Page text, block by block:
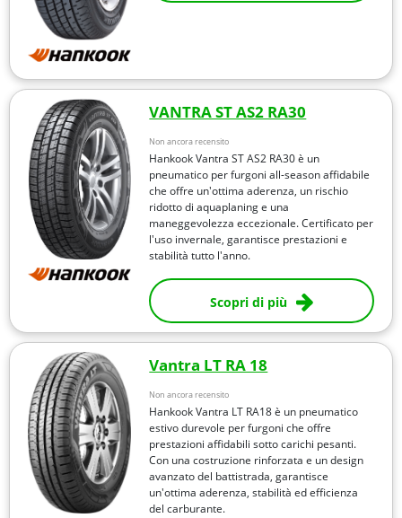
VANTRA ST AS2 RA30
Non ancora recensito
Hankook Vantra ST AS2 RA30 è un
pneumatico per furgoni all-season affidabile
che offre un'ottima aderenza, un rischio
ridotto di aquaplaning e una
maneggevolezza eccezionale. Certificato per
l'uso invernale, garantisce prestazioni e
stabilità tutto l'anno.
Scopri di più
Vantra LT RA 18
Non ancora recensito
Hankook Vantra LT RA18 è un pneumatico
estivo durevole per furgoni che offre
prestazioni affidabili sotto carichi pesanti.
Con una costruzione rinforzata e un design
avanzato del battistrada, garantisce
un'ottima aderenza, stabilità ed efficienza
del carburante.